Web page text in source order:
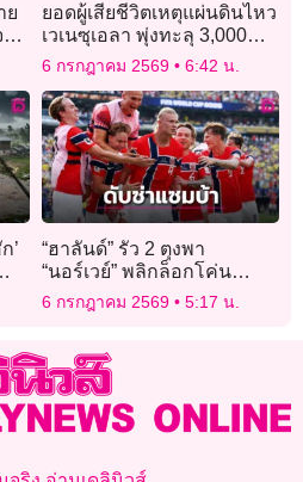
ย
ด
ยอดผู้เสียชีวิตเหตุแผ่นดินไหว
เวเนซุเอลา พุ่งทะลุ 3,000
ราย รักษาการผู้นำยันกู้ภัยไม่
6 กรกฎาคม 2569 6:42 น.
’
“ฮาลันด์” รัว 2 ตุงพา
“นอร์เวย์” พลิกล็อกโค่น
“แซมบ้า”
6 กรกฎาคม 2569 5:17 น.